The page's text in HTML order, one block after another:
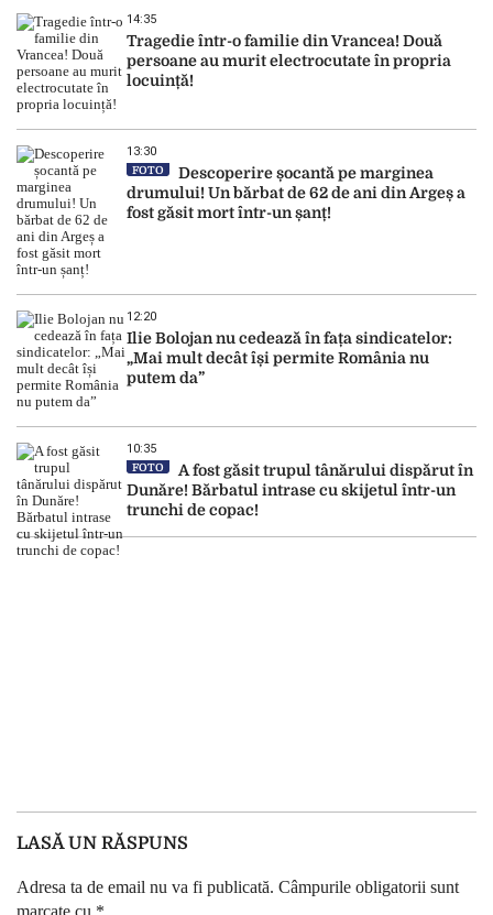
14:35
Tragedie într-o familie din Vrancea! Două
persoane au murit electrocutate în propria
locuință!
13:30
FOTO
Descoperire șocantă pe marginea
drumului! Un bărbat de 62 de ani din Argeș a
fost găsit mort într-un șanț!
12:20
Ilie Bolojan nu cedează în fața sindicatelor:
„Mai mult decât își permite România nu
putem da”
10:35
FOTO
A fost găsit trupul tânărului dispărut în
Dunăre! Bărbatul intrase cu skijetul într-un
trunchi de copac!
LASĂ UN RĂSPUNS
Adresa ta de email nu va fi publicată. Câmpurile obligatorii sunt
marcate cu *